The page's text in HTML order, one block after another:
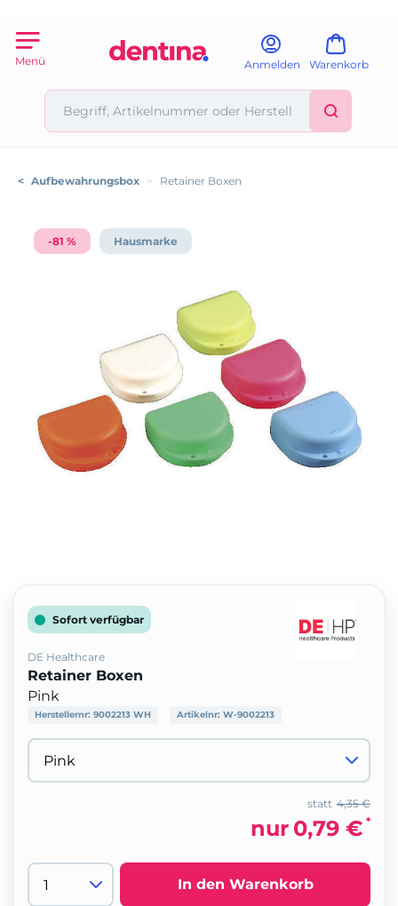
Menü Anmelden Warenkorb
< Aufbewahrungsbox > Retainer Boxen
-81 % Hausmarke
Sofort verfügbar
DE Healthcare
Retainer Boxen
Pink
Herstellernr: 9002213 WH Artikelnr: W-9002213
4,35 €
statt
nur 0,79 € *
In den Warenkorb